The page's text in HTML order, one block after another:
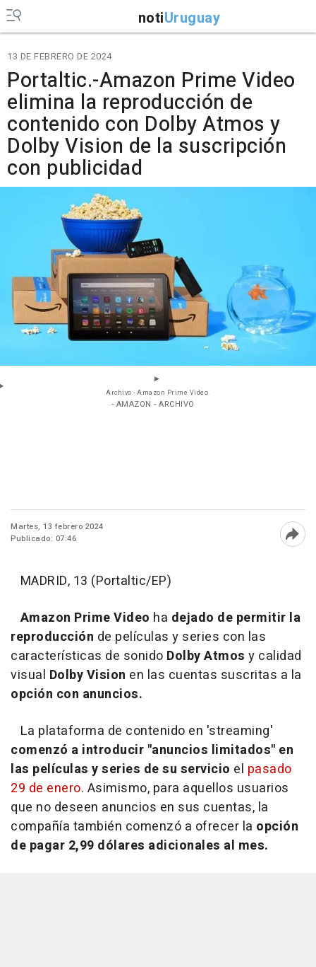
notiUruguay
13 DE FEBRERO DE 2024
Portaltic.-Amazon Prime Video
elimina la reproducción de
contenido con Dolby Atmos y
Dolby Vision de la suscripción
con publicidad
Archivo - Amazon Prime Video.
- AMAZON - ARCHIVO
Martes, 13 febrero 2024
Publicado: 07:46
MADRID, 13 (Portaltic/EP)
Amazon Prime Video ha dejado de permitir la
reproducción de películas y series con las
características de sonido Dolby Atmos y calidad
visual Dolby Vision en las cuentas suscritas a la
opción con anuncios.
La plataforma de contenido en 'streaming'
comenzó a introducir "anuncios limitados" en
las películas y series de su servicio el pasado
29 de enero. Asimismo, para aquellos usuarios
que no deseen anuncios en sus cuentas, la
compañía también comenzó a ofrecer la opción
de pagar 2,99 dólares adicionales al mes.